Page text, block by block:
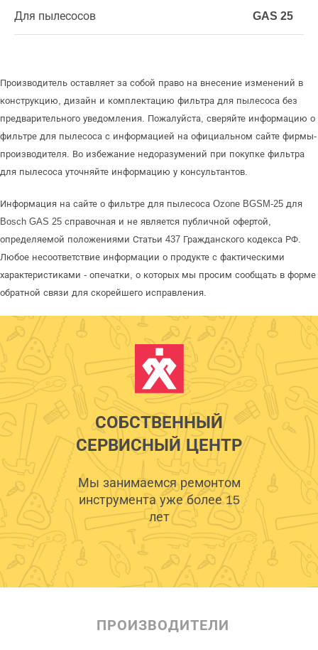
Для пылесосов GAS 25
Производитель оставляет за собой право на внесение изменений в
конструкцию, дизайн и комплектацию фильтра для пылесоса без
предварительного уведомления. Пожалуйста, сверяйте информацию о
фильтре для пылесоса с информацией на официальном сайте фирмы-
производителя. Во избежание недоразумений при покупке фильтра
для пылесоса уточняйте информацию у консультантов.
Информация на сайте о фильтре для пылесоса Ozone BGSM-25 для
Bosch GAS 25 справочная и не является публичной офертой,
определяемой положениями Статьи 437 Гражданского кодекса РФ.
Любое несоответствие информации о продукте с фактическими
характеристиками - опечатки, о которых мы просим сообщать в форме
обратной связи для скорейшего исправления.
СОБСТВЕННЫЙ
СЕРВИСНЫЙ ЦЕНТР
Мы занимаемся ремонтом
инструмента уже более 15
лет
ПРОИЗВОДИТЕЛИ